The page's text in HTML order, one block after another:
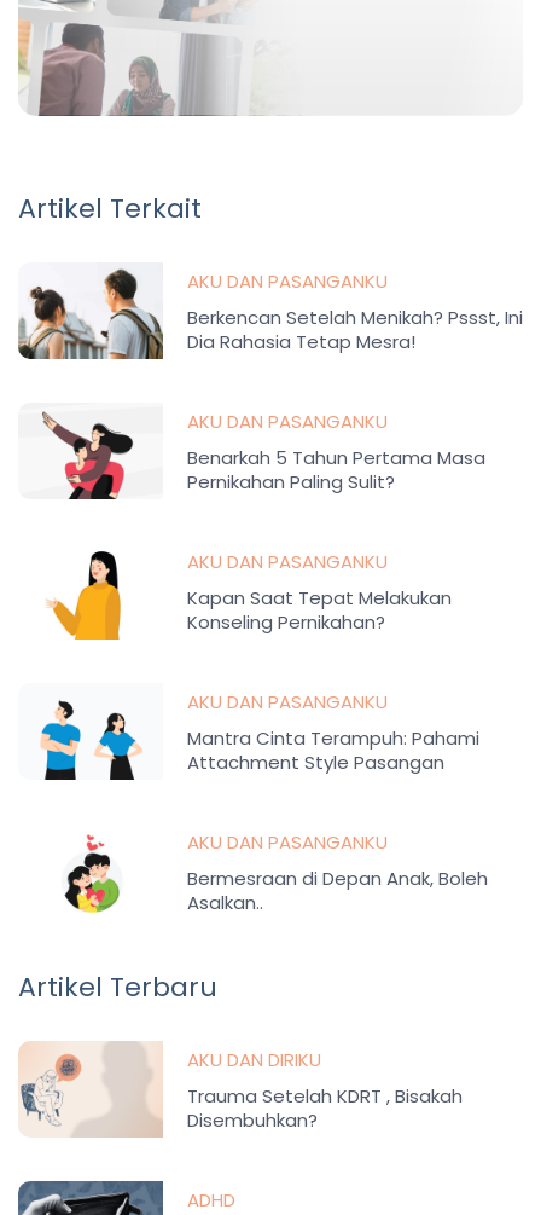
Artikel Terkait
AKU DAN PASANGANKU
Berkencan Setelah Menikah? Pssst, Ini
Dia Rahasia Tetap Mesra!
AKU DAN PASANGANKU
Benarkah 5 Tahun Pertama Masa
Pernikahan Paling Sulit?
AKU DAN PASANGANKU
Kapan Saat Tepat Melakukan
Konseling Pernikahan?
AKU DAN PASANGANKU
Mantra Cinta Terampuh: Pahami
Attachment Style Pasangan
AKU DAN PASANGANKU
Bermesraan di Depan Anak, Boleh
Asalkan..
Artikel Terbaru
AKU DAN DIRIKU
Trauma Setelah KDRT , Bisakah
Disembuhkan?
ADHD